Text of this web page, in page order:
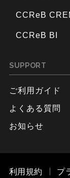
CCReB
CCReB BI
SUPPORT
ご利用ガイド
よくある質問
お知らせ
利用規約 プ